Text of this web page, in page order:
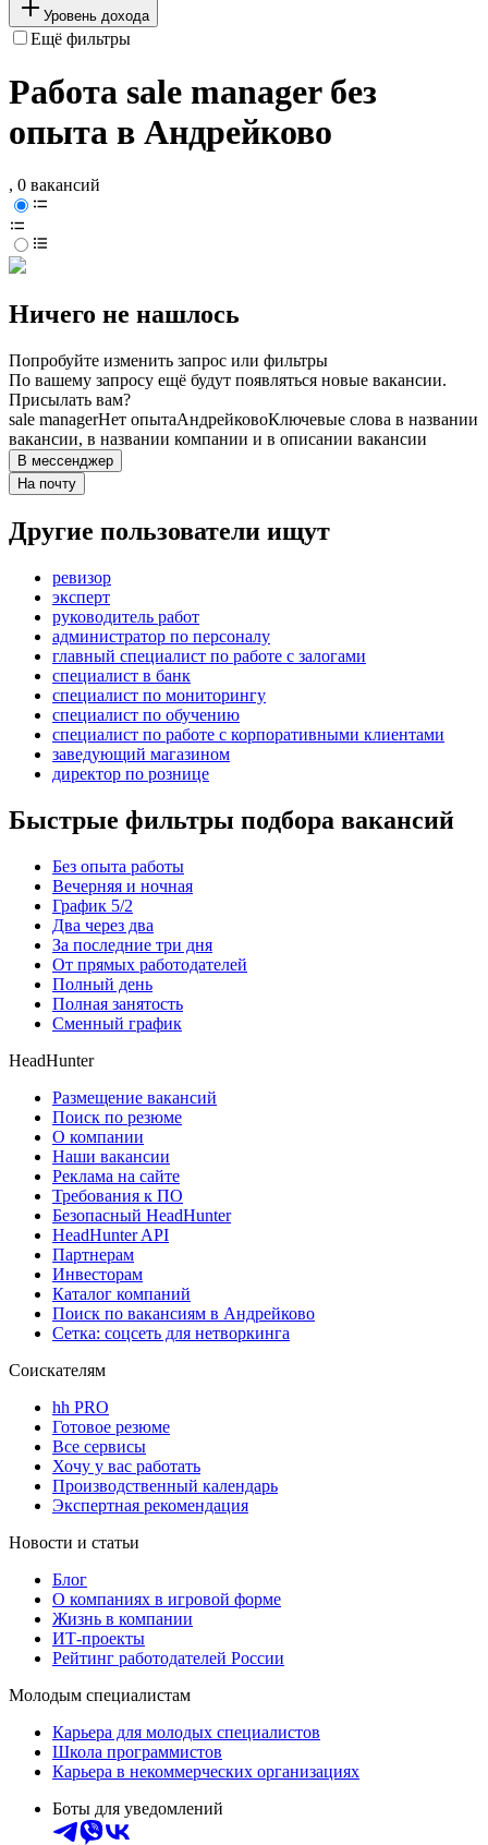
Уровень дохода
Ещё фильтры
Работа sale manager без
опыта в Андрейково
, 0 вакансий
Ничего не нашлось
Попробуйте изменить запрос или фильтры
По вашему запросу ещё будут появляться новые вакансии.
Присылать вам?
sale managerНет опытаАндрейковоКлючевые слова в названии
вакансии, в названии компании и в описании вакансии
В мессенджер
На почту
Другие пользователи ищут
ревизор
эксперт
руководитель работ
администратор по персоналу
главный специалист по работе с залогами
специалист в банк
специалист по мониторингу
специалист по обучению
специалист по работе с корпоративными клиентами
заведующий магазином
директор по рознице
Быстрые фильтры подбора вакансий
Без опыта работы
Вечерняя и ночная
График 5/2
Два через два
За последние три дня
От прямых работодателей
Полный день
Полная занятость
Сменный график
HeadHunter
Размещение вакансий
Поиск по резюме
О компании
Наши вакансии
Реклама на сайте
Требования к ПО
Безопасный HeadHunter
HeadHunter API
Партнерам
Инвесторам
Каталог компаний
Поиск по вакансиям в Андрейково
Сетка: соцсеть для нетворкинга
Соискателям
hh PRO
Готовое резюме
Все сервисы
Хочу у вас работать
Производственный календарь
Экспертная рекомендация
Новости и статьи
Блог
О компаниях в игровой форме
Жизнь в компании
ИТ-проекты
Рейтинг работодателей России
Молодым специалистам
Карьера для молодых специалистов
Школа программистов
Карьера в некоммерческих организациях
Боты для уведомлений